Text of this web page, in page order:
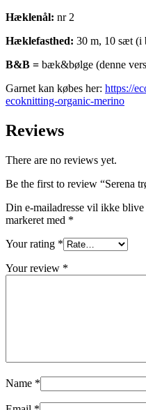
Hæklenål: nr 2
Hæklefasthed: 30 m, 10 sæt (i
B&B = bæk&bølge (denne
Garnet kan købes her: https://
ecoknitting-organic-merino
Reviews
There are no reviews yet.
Be the first to review “Serena
Din e-mailadresse vil ikke blive
markeret med *
Your rating *
Your review *
Name *